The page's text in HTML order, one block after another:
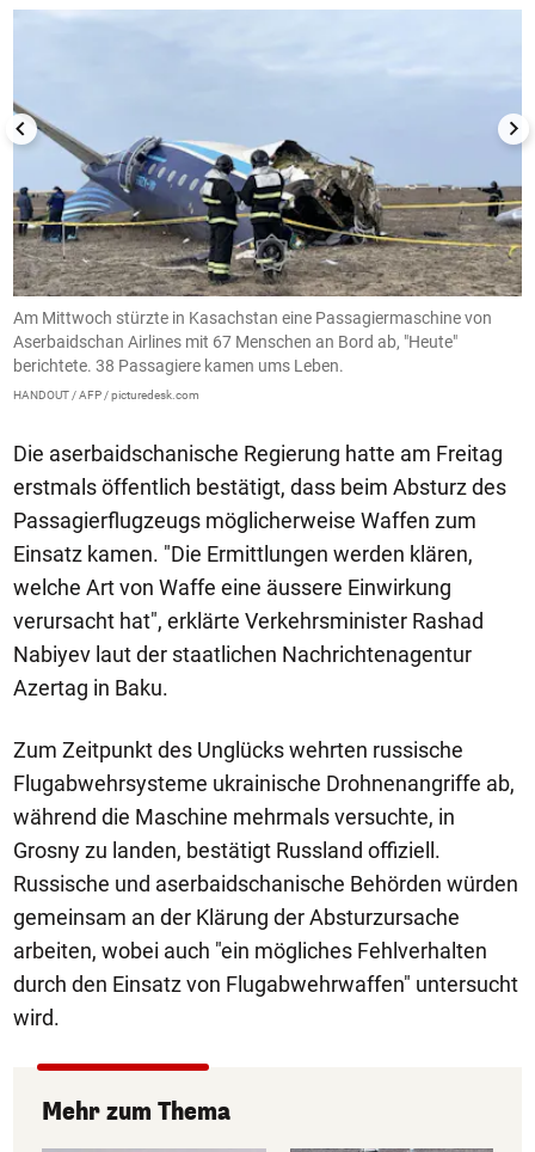
Am Mittwoch stürzte in Kasachstan eine Passagiermaschine von
Aserbaidschan Airlines mit 67 Menschen an Bord ab, "Heute"
berichtete. 38 Passagiere kamen ums Leben.
HANDOUT / AFP / picturedesk.com
Die aserbaidschanische Regierung hatte am Freitag
erstmals öffentlich bestätigt, dass beim Absturz des
Passagierflugzeugs möglicherweise Waffen zum
Einsatz kamen. "Die Ermittlungen werden klären,
welche Art von Waffe eine äussere Einwirkung
verursacht hat", erklärte Verkehrsminister Rashad
Nabiyev laut der staatlichen Nachrichtenagentur
Azertag in Baku.
Zum Zeitpunkt des Unglücks wehrten russische
Flugabwehrsysteme ukrainische Drohnenangriffe ab,
während die Maschine mehrmals versuchte, in
Grosny zu landen, bestätigt Russland offiziell.
Russische und aserbaidschanische Behörden würden
gemeinsam an der Klärung der Absturzursache
arbeiten, wobei auch "ein mögliches Fehlverhalten
durch den Einsatz von Flugabwehrwaffen" untersucht
wird.
Mehr zum Thema